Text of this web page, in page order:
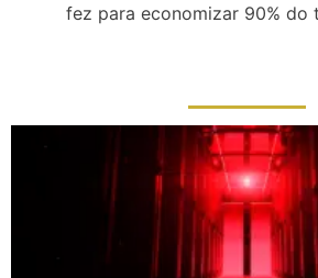
fez para economizar 90% do